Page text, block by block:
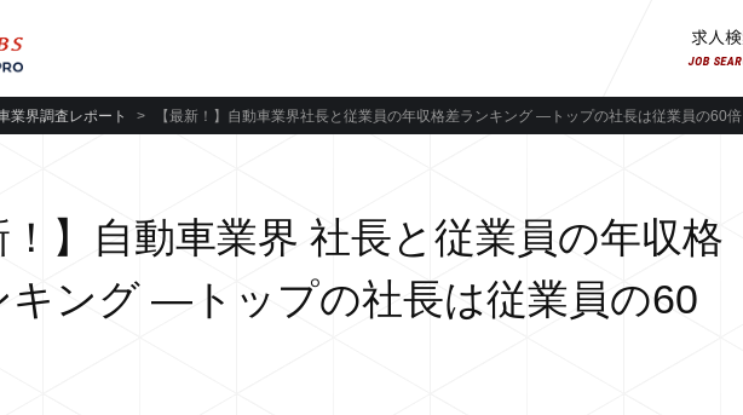
業界調査レポート > 【最新！】自動車業界社長と従業員の年収格差ランキング ―トップの社長は従業員の60倍
！】自動車業界 社長と従業員の年収格
キング ―トップの社長は従業員の60